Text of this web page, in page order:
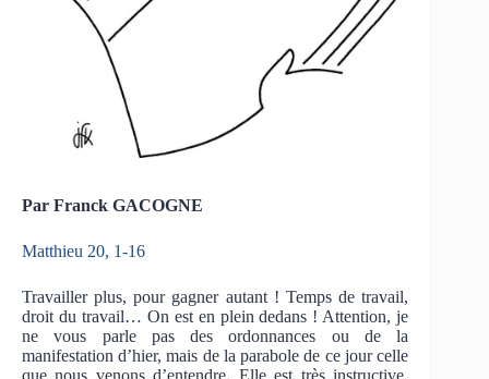
Par Franck GACOGNE
Matthieu 20, 1-16
Travailler plus, pour gagner autant ! Temps de travail,
droit du travail… On est en plein dedans ! Attention, je
ne vous parle pas des ordonnances ou de la
manifestation d’hier, mais de la parabole de ce jour celle